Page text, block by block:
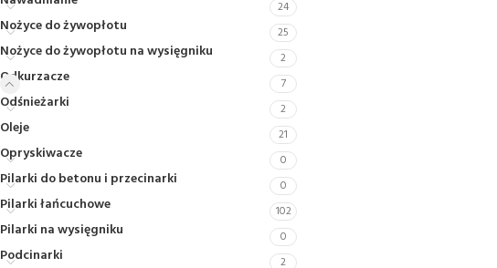
24
Nożyce do żywopłotu 25
Nożyce do żywopłotu na wysięgniku 2
Odkurzacze 7
Odśnieżarki 2
Oleje 21
Opryskiwacze 0
Pilarki do betonu i przecinarki 0
Pilarki łańcuchowe 102
Pilarki na wysięgniku 0
Podcinarki 2